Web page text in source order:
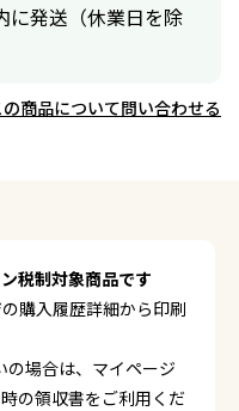
に発送（休業日を除
の商品について問い合わせる
税制対象商品です
購入履歴詳細から印刷
場合は、マイページ
の領収書をご利用くだ